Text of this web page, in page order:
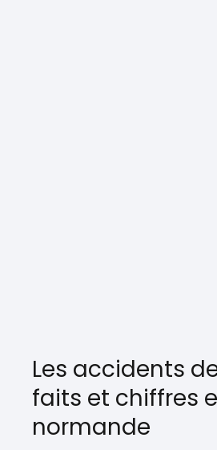
Les accidents
faits et chiffres
normande